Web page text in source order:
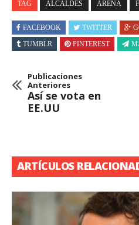
TAG ALCALDES ARENA
FACEBOOK TWITTER
TUMBLR
PINTEREST
Publicaciones
Anteriores
Así se vota en
EE.UU
ARTÍCULOS